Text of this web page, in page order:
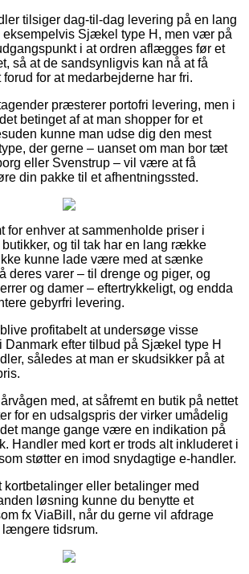
tilsiger dag-til-dag levering på en lang
Sjækel type H, men vær på
i at ordren aflægges før et
så at de sandsynligvis kan nå at få
for at medarbejderne har fri.
præsterer portofri levering, men i
betinget af at man shopper for et
kunne man udse dig den mest
der gerne – uanset om man bor tæt
eller Svenstrup – vil være at få
din pakke til et afhentningssted.
for enhver at sammenholde priser i
og til tak har en lang række
kunne lade være med at sænke
deres varer – til drenge og piger, og
og damer – eftertrykkeligt, og endda
gebyrfri levering.
profitabelt at undersøge visse
Danmark efter tilbud på Sjækel type H
således at man er skudsikker på at
med, at såfremt en butik på nettet
for en udsalgspris der virker umådelig
mange gange være en indikation på
Handler med kort er trods alt inkluderet i
støtter en imod snydagtige e-handler.
eller betalinger med
løsning kunne du benytte et
fx ViaBill, når du gerne vil afdrage
længere tidsrum.